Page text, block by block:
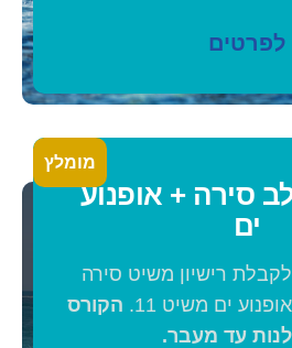
לפרטים
סירה + אופנוע
ים
רישיון משיט סירה
ים משיט 11.
הקורס
עד מעבר.
מומלץ